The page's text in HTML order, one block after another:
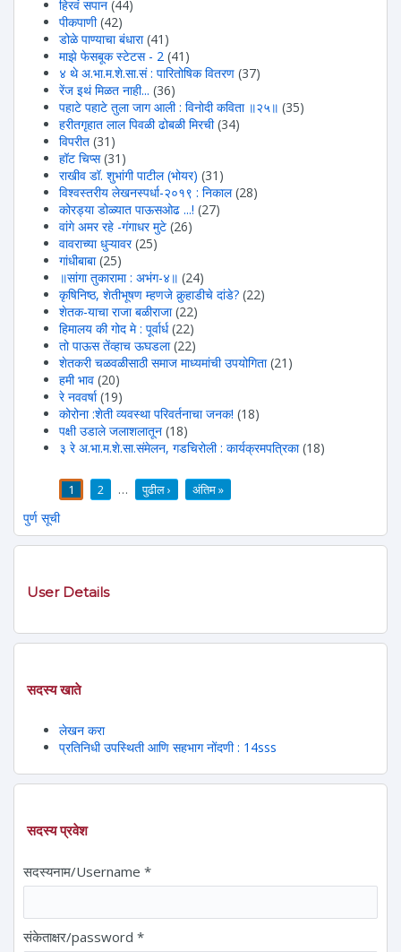
हिरवंं सपान (44)
पीकपाणी (42)
डोळे पाण्याचा बंधारा (41)
माझे फेसबूक स्टेटस - 2 (41)
४ थे अ.भा.म.शे.सा.सं : पारितोषिक वितरण (37)
रेंज इथं मिळत नाही... (36)
पहाटे पहाटे तुला जाग आली : विनोदी कविता ॥२५॥ (35)
हरीतगृहात लाल पिवळी ढोबळी मिरची (34)
विपरीत (31)
हॉट चिप्स (31)
राखीव डॉ. शुभांगी पाटील (भोयर) (31)
विश्वस्तरीय लेखनस्पर्धा-२०१९ : निकाल (28)
कोरड्या डोळ्यात पाऊसओढ ...! (27)
वांगे अमर रहे -गंगाधर मुटे (26)
वावराच्या धुऱ्यावर(25)
गांधीबाबा (25)
॥सांगा तुकारामा : अभंग-४॥ (24)
कृषिनिष्ठ, शेतीभूषण म्हणजे कुर्‍हाडीचे दांडे? (22)
शेतक-याचा राजा बळीराजा (22)
हिमालय की गोद मे : पूर्वार्ध (22)
तो पाऊस तेंव्हाच ऊघडला (22)
शेतकरी चळवळीसाठी समाज माध्यमांची उपयोगिता (21)
हमी भाव (20)
रे नववर्षा(19)
कोरोना :शेती व्यवस्था परिवर्तनाचा जनक! (18)
पक्षी उडाले जलाशलातून (18)
३ रे अ.भा.म.शे.सा.संमेलन, गडचिरोली : कार्यक्रमपत्रिका (18)
1 2 … पुढील › अंतिम »
पुर्ण सूची
User Details
सदस्य खाते
लेखन करा
प्रतिनिधी उपस्थिती आणि सहभाग नोंदणी : 14sss
सदस्य प्रवेश
सदस्यनाम/Username *
संकेताक्षर/password *